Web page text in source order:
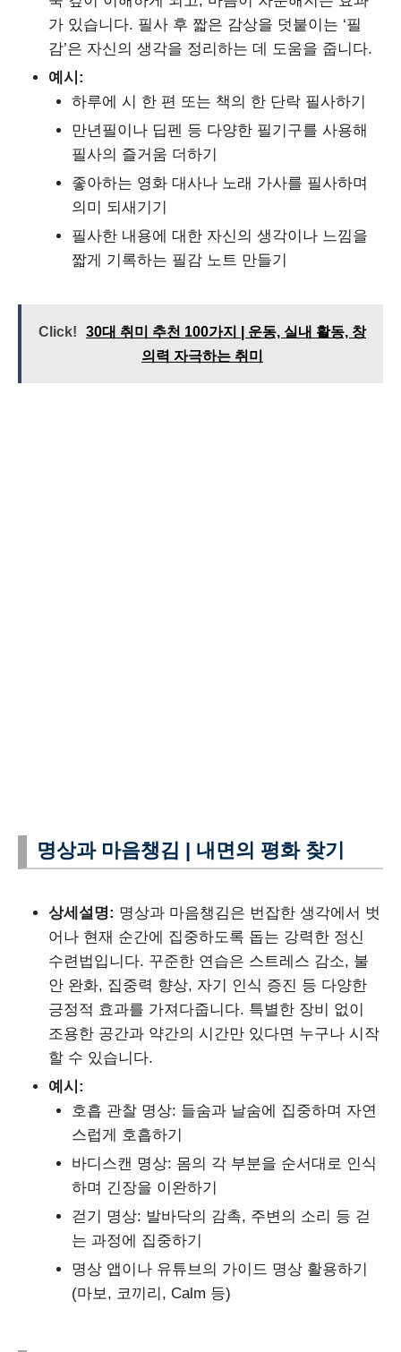
가 있습니다. 필사 후 짧은 감상을 덧붙이는 ‘필
감’은 자신의 생각을 정리하는 데 도움을 줍니다.
예시:
하루에 시 한 편 또는 책의 한 단락 필사하기
만년필이나 딥펜 등 다양한 필기구를 사용해
필사의 즐거움 더하기
좋아하는 영화 대사나 노래 가사를 필사하며
의미 되새기기
필사한 내용에 대한 자신의 생각이나 느낌을
짧게 기록하는 필감 노트 만들기
Click!
30대 취미 추천 100가지 | 운동, 실내 활동, 창
의력 자극하는 취미
명상과 마음챙김 | 내면의 평화 찾기
상세설명: 명상과 마음챙김은 번잡한 생각에서 벗
어나 현재 순간에 집중하도록 돕는 강력한 정신
수련법입니다. 꾸준한 연습은 스트레스 감소, 불
안 완화, 집중력 향상, 자기 인식 증진 등 다양한
긍정적 효과를 가져다줍니다. 특별한 장비 없이
조용한 공간과 약간의 시간만 있다면 누구나 시작
할 수 있습니다.
예시:
호흡 관찰 명상: 들숨과 날숨에 집중하며 자연
스럽게 호흡하기
바디스캔 명상: 몸의 각 부분을 순서대로 인식
하며 긴장을 이완하기
걷기 명상: 발바닥의 감촉, 주변의 소리 등 걷
는 과정에 집중하기
명상 앱이나 유튜브의 가이드 명상 활용하기
(마보, 코끼리, Calm 등)